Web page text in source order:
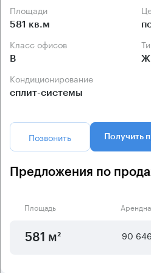
Площади
581 кв.м
Класс офисов
B
Кондиционирование
сплит-системы
Позвонить Получить
Предложения по
Площадь
581 м² 90